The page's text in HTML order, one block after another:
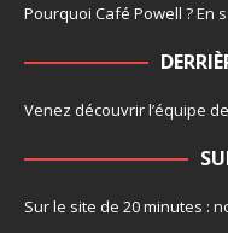
Pourquoi Café Powell ?En
Venez découvrir l’équipe
Sur le site de 20 minutes :